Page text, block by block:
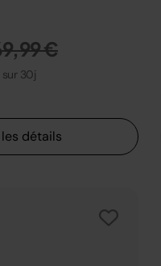
réduit de
€au
sur 30j
détails